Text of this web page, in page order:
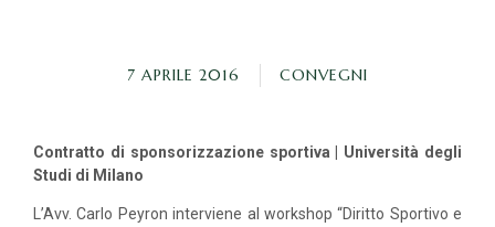
7 APRILE 2016 CONVEGNI
Contratto di sponsorizzazione sportiva | Università degli
Studi di Milano
L’Avv. Carlo Peyron interviene al workshop “Diritto Sportivo e